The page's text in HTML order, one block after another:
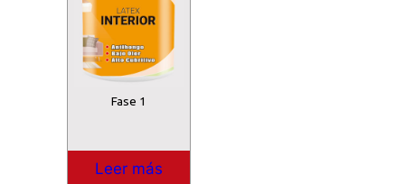
Fase 1
Leer más